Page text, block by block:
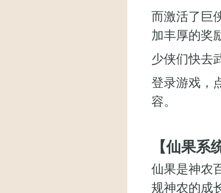
而激活了巨
加丰厚的奖
少侠们快去
登录游戏，
容。
【仙果系
仙果是神农
规神农的成